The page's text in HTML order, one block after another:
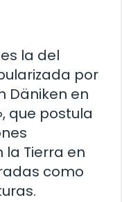
la del
por
Däniken en
que postula
Tierra en
como